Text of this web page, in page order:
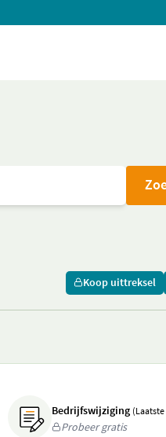
Koop uittreksel
Bedrijfswijziging
Probeer gratis